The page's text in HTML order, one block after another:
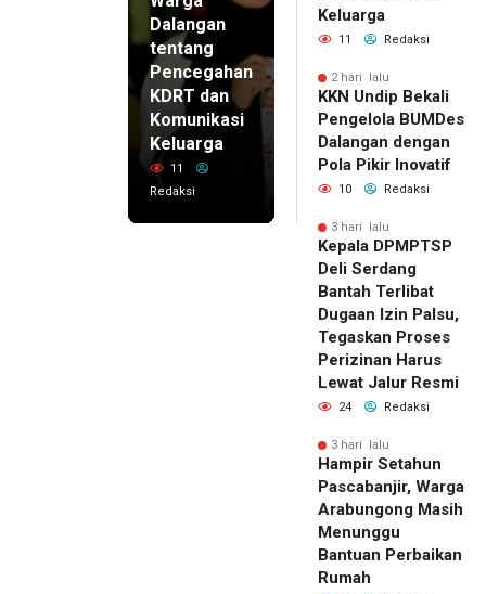
Dalangan
tentang
Pencegahan
KDRT dan
Komunikasi
Keluarga
11
Redaksi
Keluarga
11 Redaksi
2 hari lalu
KKN Undip Bekali
Pengelola BUMDes
Dalangan dengan
Pola Pikir Inovatif
10 Redaksi
3 hari lalu
Kepala DPMPTSP
Deli Serdang
Bantah Terlibat
Dugaan Izin Palsu,
Tegaskan Proses
Perizinan Harus
Lewat Jalur Resmi
24 Redaksi
3 hari lalu
Hampir Setahun
Pascabanjir, Warga
Arabungong Masih
Menunggu
Bantuan Perbaikan
Rumah